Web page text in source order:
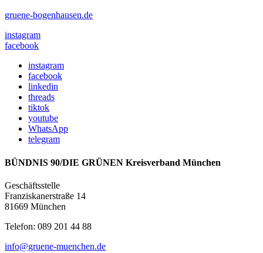
gruene-bogenhausen.de
instagram
facebook
instagram
facebook
linkedin
threads
tiktok
youtube
WhatsApp
telegram
BÜNDNIS 90/DIE GRÜNEN Kreisverband München
Geschäftsstelle
Franziskanerstraße 14
81669 München
Telefon: 089 201 44 88
info@gruene-muenchen.de